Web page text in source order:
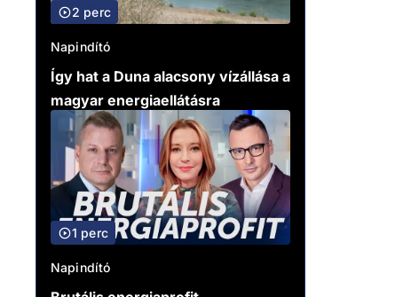
2 perc
Napindító
Így hat a Duna alacsony vízállása a
magyar energiaellátásra
1 perc
Napindító